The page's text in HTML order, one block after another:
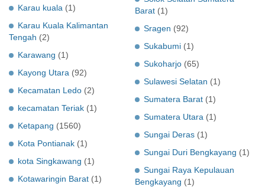
Karau kuala (1)
Karau Kuala Kalimantan
Tengah (2)
Karawang (1)
Kayong Utara (92)
Kecamatan Ledo (2)
kecamatan Teriak (1)
Ketapang (1560)
Kota Pontianak (1)
kota Singkawang (1)
Kotawaringin Barat (1)
Barat (1)
Sragen (92)
Sukabumi (1)
Sukoharjo (65)
Sulawesi Selatan (1)
Sumatera Barat (1)
Sumatera Utara (1)
Sungai Deras (1)
Sungai Duri Bengkayang (1)
Sungai Raya Kepulauan
Bengkayang (1)